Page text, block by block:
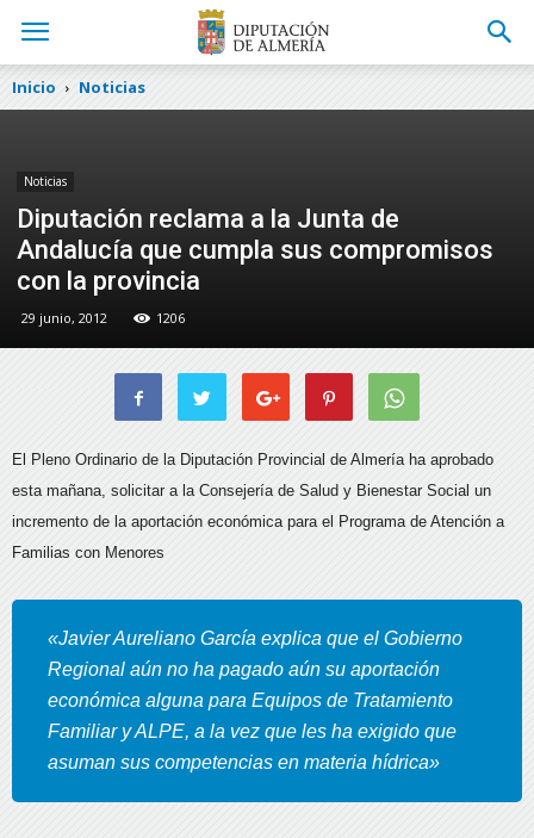
Inicio Noticias
Noticias
Diputación reclama a la Junta de
Andalucía que cumpla sus compromisos
con la provincia
29 junio, 2012 1206
El Pleno Ordinario de la Diputación Provincial de Almería ha aprobado
esta mañana, solicitar a la Consejería de Salud y Bienestar Social un
incremento de la aportación económica para el Programa de Atención a
Familias con Menores
«Javier Aureliano García explica que el Gobierno
Regional aún no ha pagado aún su aportación
económica alguna para Equipos de Tratamiento
Familiar y ALPE, a la vez que les ha exigido que
asuman sus competencias en materia hídrica»